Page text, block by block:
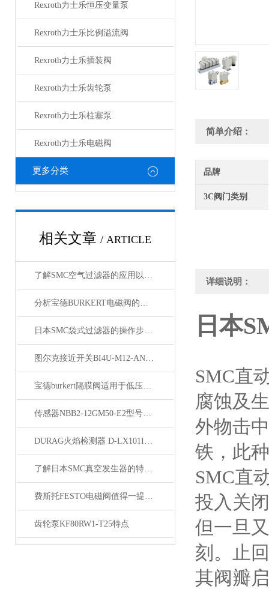
Rexroth力士乐恒压变量泵
Rexroth力士乐比例溢流阀
Rexroth力士乐插装阀
Rexroth力士乐齿轮泵
Rexroth力士乐柱塞泵
Rexroth力士乐电磁阀
更多分类
相关文章 / ARTICLE
了解SMC空气过滤器的应用以及安装方法
分析宝德BURKERT电磁阀的经济性
日本SMC袋式过滤器的操作步骤以及优点概述
图尔克接近开关BI4U-M12-AN6X-H1141现货
宝德burkert隔膜阀适用于低压和温度相对不高的场合
传感器NBB2-12GM50-E2型号说明
DURAG火焰检测器 D-LX101IG-30德国**
了解日本SMC真空发生器的特点以及维护方法
费斯托FESTO电磁阀值得一提的是含钼的不锈钢
齿轮泵KF80RW1-T25特点
简单介绍：
品牌
3C阀门类别
详细说明：
日本
SMC直
腐蚀及
外物击
铁，此
SMC直
投入关
但一旦
刻。止
其阀瓣